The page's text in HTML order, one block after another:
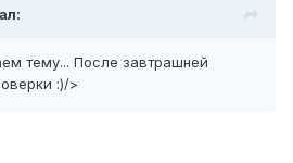
тему... После завтрашней
:)/>